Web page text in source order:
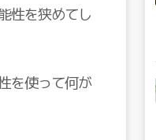
性を狭めてし
を使って何が